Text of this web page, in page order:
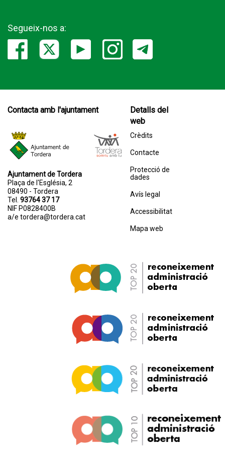
Segueix-nos a:
Contacta amb l'ajuntament
Ajuntament de Tordera
Plaça de l'Església, 2
08490 - Tordera
Tel. 93764 37 17
NIF P0828400B
a/e tordera@tordera.cat
Detalls del
web
Crèdits
Contacte
Protecció de
dades
Avís legal
Accessibilitat
Mapa web